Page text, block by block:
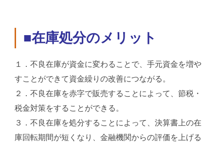
■在庫処分のメリット
１．不良在庫が資金に変わることで、手元資金を増や
すことができて資金繰りの改善につながる。
２．不良在庫を赤字で販売することによって、節税・
税金対策をすることができる。
３．不良在庫を処分することによって、決算書上の在
庫回転期間が短くなり、金融機関からの評価を上げる